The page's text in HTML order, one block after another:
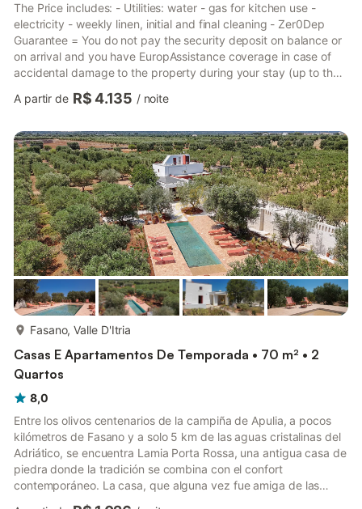
The Price includes: - Utilities: water - gas for kitchen use -
electricity - weekly linen, initial and final cleaning - Zer0Dep
Guarantee = You do not pay the security deposit on balance or
on arrival and you have EuropAssistance coverage in case of
accidental damage to the property during your stay (up to the
maximum of € 1,500.00 and with the limitations provided). The
Price does not Include: - Mandatory extra cleaning in case of
La Torre di Monsignore, a splendid property dating back to the
end of the 19th century, has been ca...
A partir de R$ 4.135 / noite
Fasano, Valle D'Itria
Casas E Apartamentos De Temporada • 70 m² • 2
Quartos
8,0
Entre los olivos centenarios de la campiña de Apulia, a pocos
kilómetros de Fasano y a solo 5 km de las aguas cristalinas del
Adriático, se encuentra Lamia Porta Rossa, una antigua casa de
piedra donde la tradición se combina con el confort
contemporáneo. La casa, que alguna vez fue amiga de las
zonas rurales, hoy en día ha sido ingeniosamente renovada